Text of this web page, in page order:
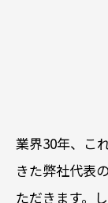
業界30年、こ
きた弊社代表
ただきます。